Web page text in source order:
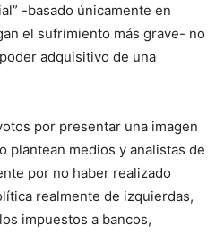
-basado únicamente en
el sufrimiento más grave- no
adquisitivo de una
por presentar una imagen
plantean medios y analistas de
por no haber realizado
realmente de izquierdas,
impuestos a bancos,